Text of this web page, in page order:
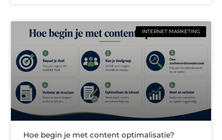
INTERNET MARKETING
Hoe begin je met content optimalisatie?